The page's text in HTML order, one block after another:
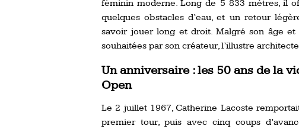
féminin moderne. Long de 5 833 mètres, il
quelques obstacles d’eau, et un retour
savoir jouer long et droit. Malgré son âge et
souhaitées par son créateur, l’illustre
Un anniversaire : les 50 ans de la
Open
Le 2 juillet 1967, Catherine Lacoste
premier tour, puis avec cinq coups